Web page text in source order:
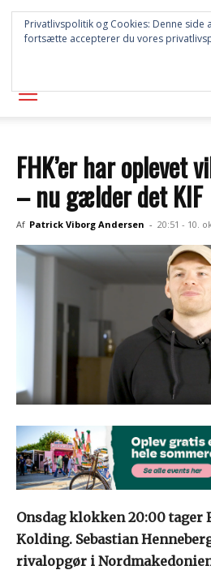
AVISEN
FHK’er har oplevet
– nu gælder det KIF
Af Patrick Viborg Andersen - 20:51 - 10.
Onsdag klokken 20:00 tager
Kolding. Sebastian
rivalopgør i
Privatlivspolitik og Cookies: Denne side
fortsætte accepterer du vores